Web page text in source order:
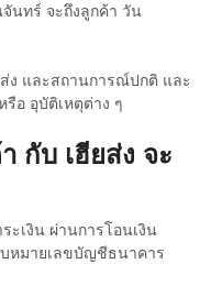
นทร์ จะถึงลูกค้า วัน
ง และสถานการณ์ปกติ และ
อ อุบัติเหตุต่าง ๆ
กับ เฮียส่ง จะ
ะเงิน ผ่านการโอนเงิน
หมายเลขบัญชีธนาคาร